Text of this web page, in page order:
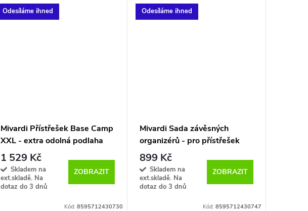
Odesíláme ihned
Mivardi Přístřešek Base Camp
XXL - extra odolná podlaha
1 529 Kč
Skladem na
ext.skladě. Na
dotaz do 3 dnů
ZOBRAZIT
Kód: 8595712430730
Odesíláme ihned
Mivardi Sada závěsných
organizérů - pro přístřešek
Base Camp - (4 ks)
899 Kč
Skladem na
ext.skladě. Na
dotaz do 3 dnů
ZOBRAZIT
Kód: 8595712430747